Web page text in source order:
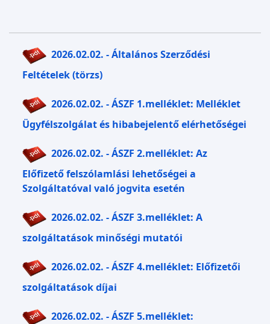
2026.02.02. - Általános Szerződési
Feltételek (törzs)
2026.02.02. - ÁSZF 1.melléklet: Melléklet
Ügyfélszolgálat és hibabejelentő elérhetőségei
2026.02.02. - ÁSZF 2.melléklet: Az
Előfizető felszólamlási lehetőségei a
Szolgáltatóval való jogvita esetén
2026.02.02. - ÁSZF 3.melléklet: A
szolgáltatások minőségi mutatói
2026.02.02. - ÁSZF 4.melléklet: Előfizetői
szolgáltatások díjai
2026.02.02. - ÁSZF 5.melléklet: